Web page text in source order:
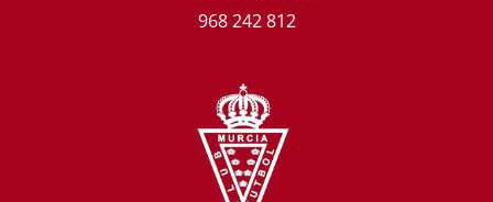
968 242 812